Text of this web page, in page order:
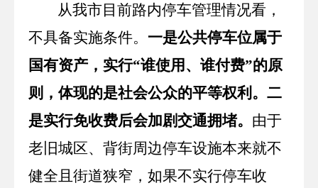
从我市目前路内停车管理情况看，
不具备实施条件。 一是公共停车位属于
国有资产，实行“谁使用、谁付费”的原
则，体现的是社会公众的平等权利。二
是实行免收费后会加剧交通拥堵。 由于
老旧城区、背街周边停车设施本来就不
健全且街道狭窄，如果不实行停车收